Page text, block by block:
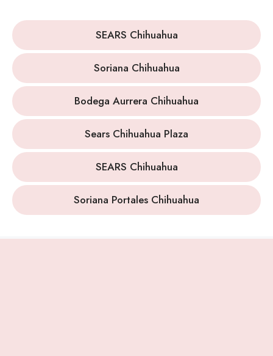
SEARS Chihuahua
Soriana Chihuahua
Bodega Aurrera Chihuahua
Sears Chihuahua Plaza
SEARS Chihuahua
Soriana Portales Chihuahua